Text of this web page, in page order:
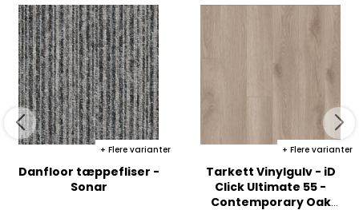
Flere varianter
Danfloor tæppefliser -
Sonar
Flere varianter
Tarkett Vinylgulv - iD
Click Ultimate 55 -
Contemporary Oak